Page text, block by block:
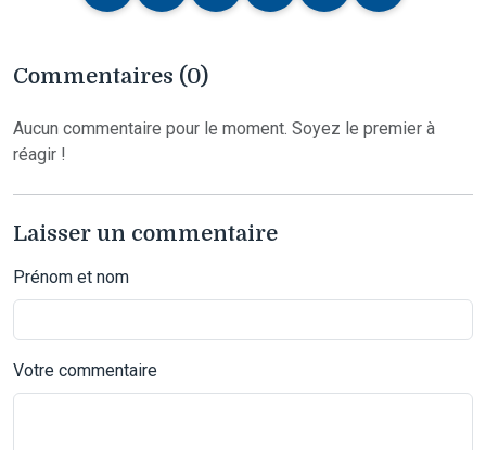
Commentaires (0)
Aucun commentaire pour le moment. Soyez le premier à
réagir !
Laisser un commentaire
Prénom et nom
Votre commentaire